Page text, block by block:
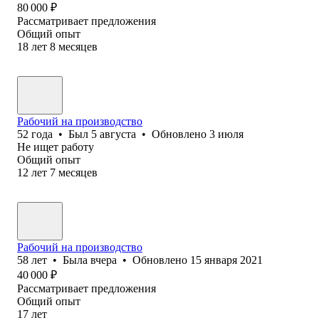
80 000 ₽
Рассматривает предложения
Общий опыт
18 лет 8 месяцев
Рабочий на производство
52 года • Был 5 августа • Обновлено 3 июля
Не ищет работу
Общий опыт
12 лет 7 месяцев
Рабочий на производство
58 лет • Была вчера • Обновлено 15 января 2021
40 000 ₽
Рассматривает предложения
Общий опыт
17 лет